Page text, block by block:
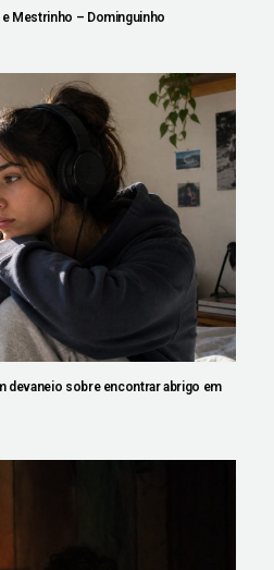
Mestrinho – Dominguinho
devaneio sobre encontrar abrigo em